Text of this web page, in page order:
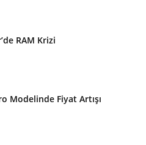
RAM Krizi
Modelinde Fiyat Artışı